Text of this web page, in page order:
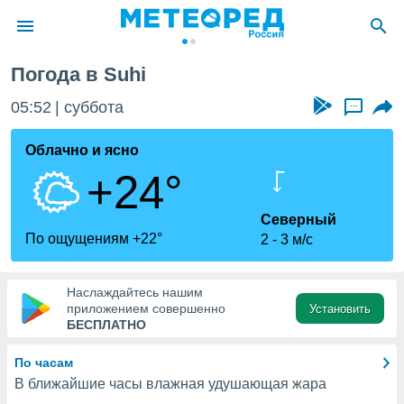
о
Вы можете
к этому
доступ
Погода в Suhi
05:52 суббота ...
Облачно и ясно
+24°
По ощущениям +22°
Северный
2
3 м/с
Наслаждайтесь нашим
приложением совершенно
БЕСПЛАТНО
Установить
По часам
В ближайшие часы влажная удушающая жара